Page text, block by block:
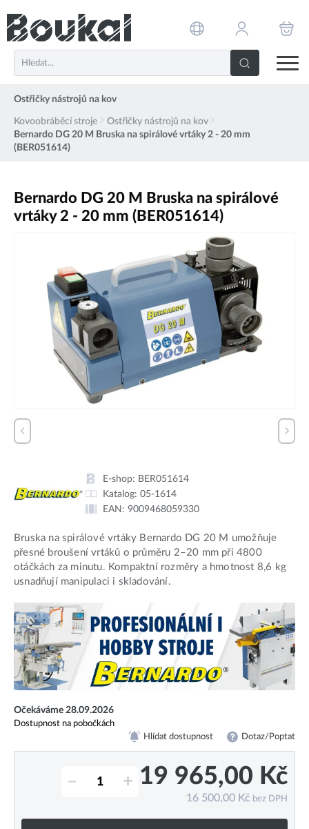
Ostřičky nástrojů na kov
Kovoobráběcí stroje
Ostřičky nástrojů na kov
Bernardo DG 20 M Bruska na spirálové vrtáky 2 - 20 mm
(BER051614)
Bernardo DG 20 M Bruska na spirálové
vrtáky 2 - 20 mm (BER051614)
E-shop: BER051614
Katalog: 05-1614
EAN: 9009468059330
Bruska na spirálové vrtáky Bernardo DG 20 M umožňuje
přesné broušení vrtáků o průměru 2–20 mm při 4800
otáčkách za minutu. Kompaktní rozměry a hmotnost 8,6 kg
usnadňují manipulaci i skladování.
Očekáváme 28.09.2026
Dostupnost na pobočkách
Hlídat dostupnost Dotaz/Poptat
– + 19 965,00 Kč
16 500,00 Kč bez DPH